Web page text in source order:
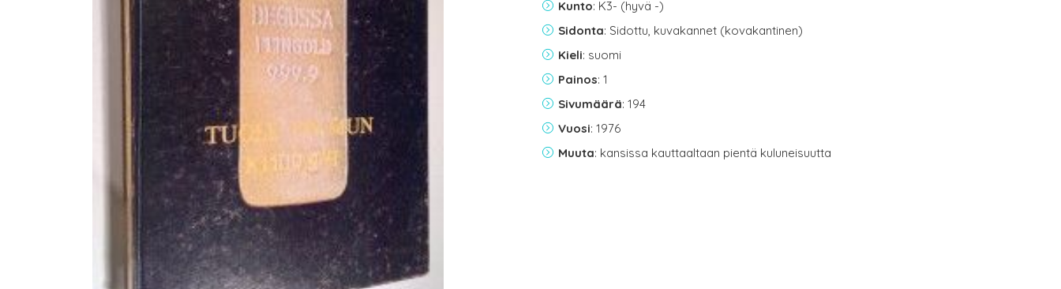
Kunto: K3- (hyvä -)
Sidonta: Sidottu, kuvakannet (kovakantinen)
Kieli: suomi
Painos: 1
Sivumäärä: 194
Vuosi: 1976
Muuta: kansissa kauttaaltaan pientä kuluneisuutta